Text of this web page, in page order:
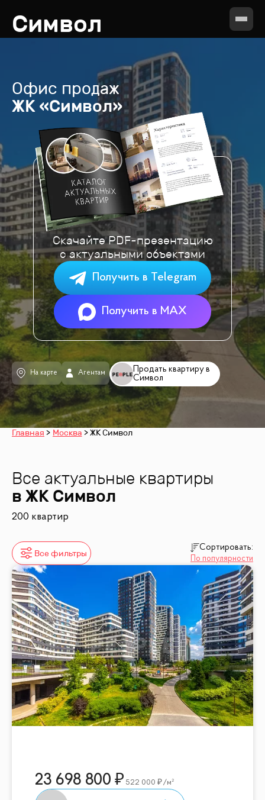
Символ
Офис продаж
ЖК «Символ»
Продать квартиру в
Символ
На карте Агентам
Скачайте PDF-презентацию
с актуальными объектами
Получить в Telegram
Получить в MAX
Главная Москва ЖК Символ
Все актуальные квартиры
в ЖК Символ
200 квартир
Все фильтры
Сортировать:
По популярности
23 698 800 522 000 /м²